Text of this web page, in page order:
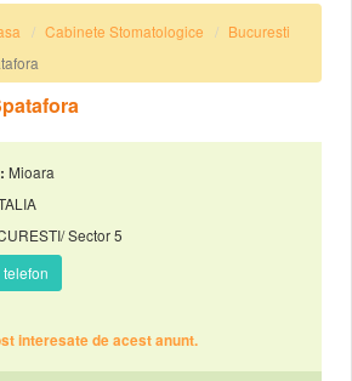
Cabinete Stomatologice
Bucuresti
Mioara
Sector 5
telefon
interesate de acest anunt.